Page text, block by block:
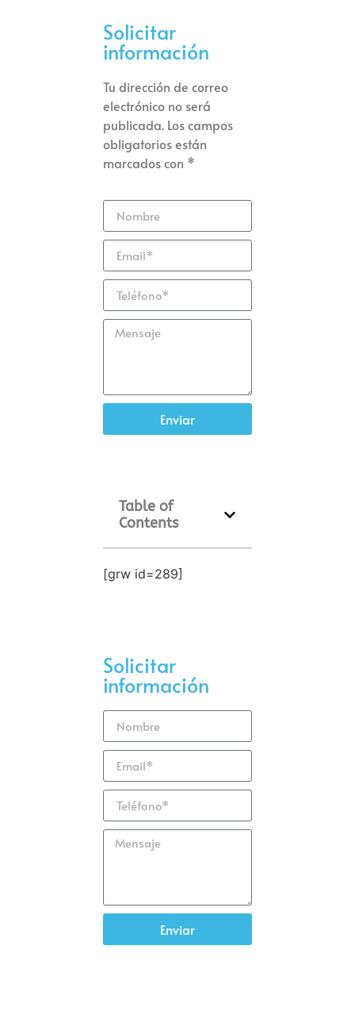
Solicitar
información
Tu dirección de correo
electrónico no será
publicada. Los campos
obligatorios están
marcados con *
Enviar
Table of
Contents
[grw id=289]
Solicitar
información
Enviar